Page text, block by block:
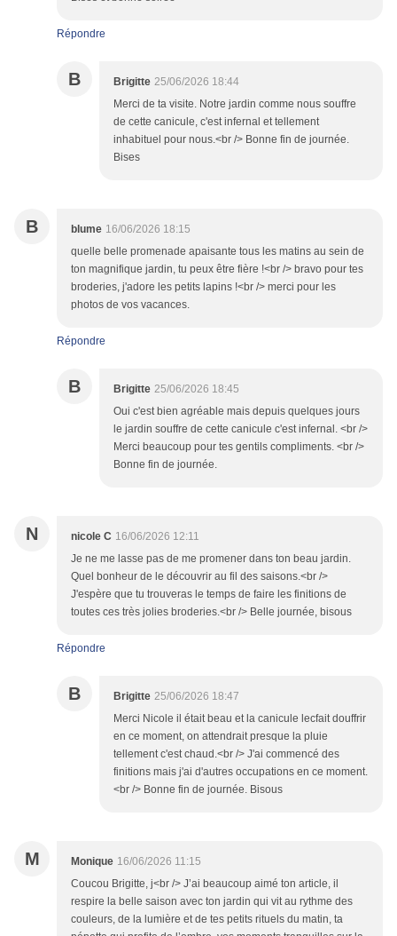
Répondre
B Brigitte 25/06/2026 18:44
Merci de ta visite. Notre jardin comme nous souffre
de cette canicule, c'est infernal et tellement
inhabituel pour nous.<br /> Bonne fin de journée.
Bises
B blume 16/06/2026 18:15
quelle belle promenade apaisante tous les matins au sein de
ton magnifique jardin, tu peux être fière !<br /> bravo pour tes
broderies, j'adore les petits lapins !<br /> merci pour les
photos de vos vacances.
Répondre
B Brigitte 25/06/2026 18:45
Oui c'est bien agréable mais depuis quelques jours
le jardin souffre de cette canicule c'est infernal. <br />
Merci beaucoup pour tes gentils compliments. <br />
Bonne fin de journée.
N nicole C 16/06/2026 12:11
Je ne me lasse pas de me promener dans ton beau jardin.
Quel bonheur de le découvrir au fil des saisons.<br />
J'espère que tu trouveras le temps de faire les finitions de
toutes ces très jolies broderies.<br /> Belle journée, bisous
Répondre
B Brigitte 25/06/2026 18:47
Merci Nicole il était beau et la canicule lecfait douffrir
en ce moment, on attendrait presque la pluie
tellement c'est chaud.<br /> J'ai commencé des
finitions mais j'ai d'autres occupations en ce moment.
<br /> Bonne fin de journée. Bisous
M Monique 16/06/2026 11:15
Coucou Brigitte, j<br /> J’ai beaucoup aimé ton article, il
respire la belle saison avec ton jardin qui vit au rythme des
couleurs, de la lumière et de tes petits rituels du matin, ta